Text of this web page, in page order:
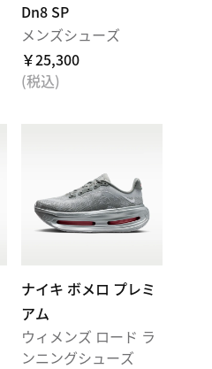
Dn8 SP
メンズシューズ
￥25,300
(税込)
ナイキ ボメロ プレミ
アム
ウィメンズ ロード ラ
ンニングシューズ